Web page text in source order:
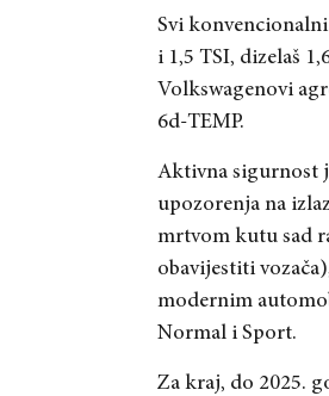
Svi
i 1,5 TSI, dizelaš
Volkswagenovi
6d-TEMP.
Aktivna sigurnost
upozorenja na
mrtvom kutu sad
obavijestiti
modernim
Normal i Sport.
Za kraj, do 2025.